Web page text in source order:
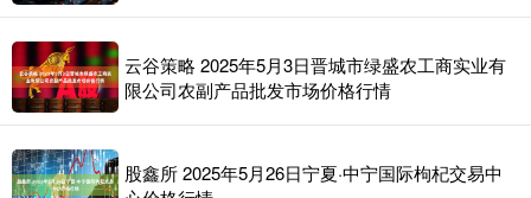
云谷策略 2025年5月3日晋城市绿盛农工商实业有
限公司农副产品批发市场价格行情
股鑫所 2025年5月26日宁夏·中宁国际枸杞交易中